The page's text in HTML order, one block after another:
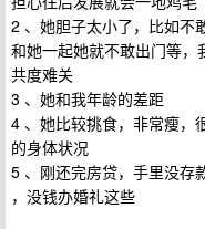
2 、她胆子太小了，比如不
和她一起她就不敢出门等
共度难关
3 、她和我年龄的差距
4 、她比较挑食，非常瘦，
的身体状况
5 、刚还完房贷，手里没存
，没钱办婚礼这些